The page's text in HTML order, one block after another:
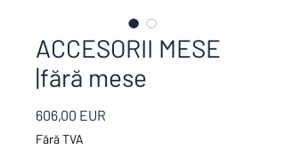
ACCESORII MESE
|fără mese
606,00 EUR
Fără TVA